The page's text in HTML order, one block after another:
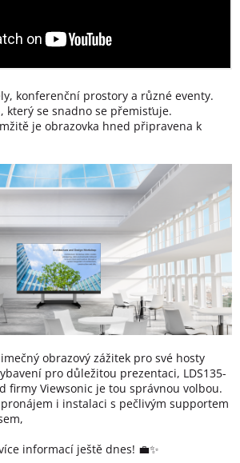
konferenční prostory a různé eventy.
který se snadno se přemisťuje.
je obrazovka hned připravena k
obrazový zážitek pro své hosty
pro důležitou prezentaci, LDS135-
firmy Viewsonic je tou správnou volbou.
i instalaci s pečlivým supportem
informací ještě dnes! 💼✨